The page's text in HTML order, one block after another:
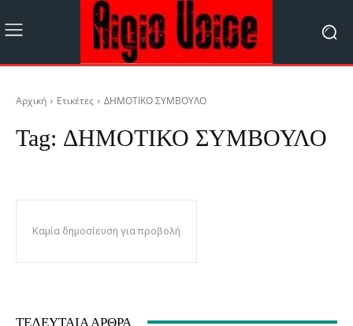
Αρχική Ετικέτες ΔΗΜΟΤΙΚΟ ΣΥΜΒΟΥΛΟ
Tag: ΔΗΜΟΤΙΚΟ ΣΥΜΒΟΥΛΟ
Καμία δημοσίευση για προβολή
ΤΕΛΕΥΤΑΊΑ ΆΡΘΡΑ